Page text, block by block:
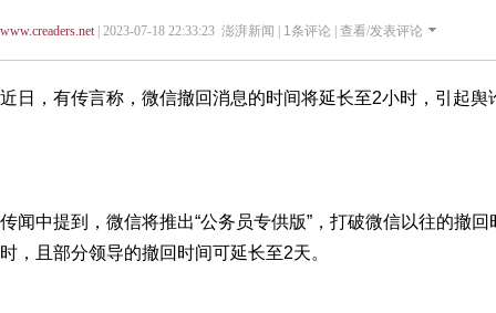
www.creaders.net| 2023-07-18 22:33:23 澎湃新闻 | 1条评论 | 查看/发表评论
近日，有传言称，微信撤回消息的时间将延长至2小时，引起舆
传闻中提到，微信将推出“公务员专供版”，打破微信以往的撤
时，且部分领导的撤回时间可延长至2天。